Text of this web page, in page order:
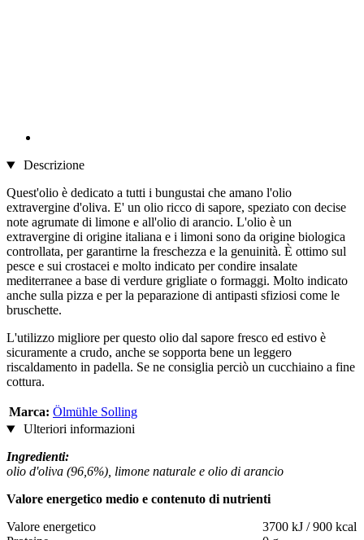
Descrizione
Quest'olio è dedicato a tutti i bungustai che amano l'olio
extravergine d'oliva. E' un olio ricco di sapore, speziato con decise
note agrumate di limone e all'olio di arancio. L'olio è un
extravergine di origine italiana e i limoni sono da origine biologica
controllata, per garantirne la freschezza e la genuinità. È ottimo sul
pesce e sui crostacei e molto indicato per condire insalate
mediterranee a base di verdure grigliate o formaggi. Molto indicato
anche sulla pizza e per la peparazione di antipasti sfiziosi come le
bruschette.
L'utilizzo migliore per questo olio dal sapore fresco ed estivo è
sicuramente a crudo, anche se sopporta bene un leggero
riscaldamento in padella. Se ne consiglia perciò un cucchiaino a fine
cottura.
Marca: Ölmühle Solling
Ulteriori informazioni
Ingredienti:
olio d'oliva (96,6%), limone naturale e olio di arancio
Valore energetico medio e contenuto di nutrienti
Valore energetico
3700 kJ / 900 kcal